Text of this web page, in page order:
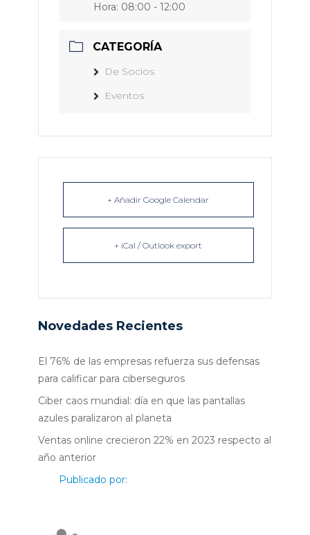
Hora: 08:00 - 12:00
CATEGORÍA
De Socios
Eventos
+ Añadir Google Calendar
+ iCal / Outlook export
Novedades Recientes
El 76% de las empresas refuerza sus defensas
para calificar para ciberseguros
Ciber caos mundial: día en que las pantallas
azules paralizaron al planeta
Ventas online crecieron 22% en 2023 respecto al
año anterior
Publicado por: